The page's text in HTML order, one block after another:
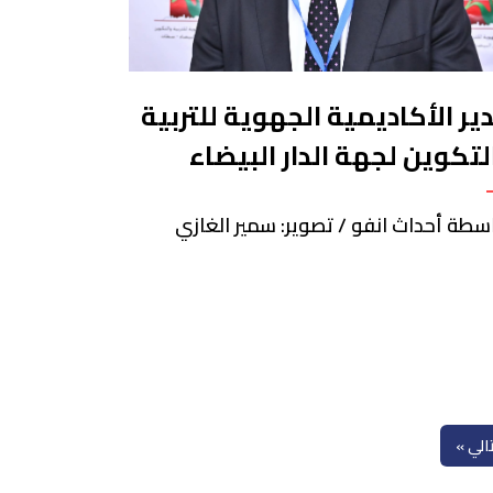
الأكاديمية الجهوية للتربية
لجهة الدار البيضاء
يكشف جديد إمتحانات
لهذه السنة
أحداث انفو / تصوير: سمير الغازي
»